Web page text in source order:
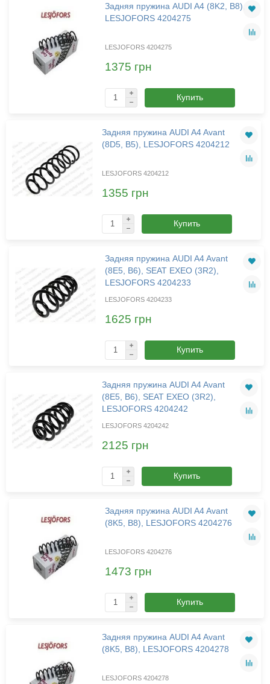
Задняя пружина AUDI A4 (8K2, B8),
LESJOFORS 4204275
LESJOFORS 4204275
1375 грн
Купить
Задняя пружина AUDI A4 Avant
(8D5, B5), LESJOFORS 4204212
LESJOFORS 4204212
1355 грн
Купить
Задняя пружина AUDI A4 Avant
(8E5, B6), SEAT EXEO (3R2),
LESJOFORS 4204233
LESJOFORS 4204233
1625 грн
Купить
Задняя пружина AUDI A4 Avant
(8E5, B6), SEAT EXEO (3R2),
LESJOFORS 4204242
LESJOFORS 4204242
2125 грн
Купить
Задняя пружина AUDI A4 Avant
(8K5, B8), LESJOFORS 4204276
LESJOFORS 4204276
1473 грн
Купить
Задняя пружина AUDI A4 Avant
(8K5, B8), LESJOFORS 4204278
LESJOFORS 4204278